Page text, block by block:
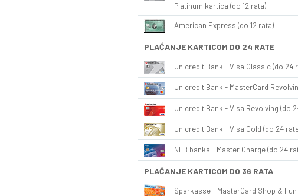
Platinum kartica (do 12 rata)
American Express (do 12 rata)
PLAĆANJE KARTICOM DO 24 RATE
Unicredit Bank - Visa Classic (do 24
Unicredit Bank - MasterCard
Unicredit Bank - Visa Revolving (do
Unicredit Bank - Visa Gold (do 24
NLB banka - Master Charge (do 24
PLAĆANJE KARTICOM DO 36 RATA
Sparkasse - MasterCard Shop &